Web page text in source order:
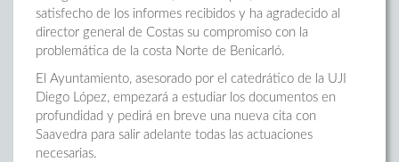
satisfecho de los informes recibidos y ha agradecido al
director general de Costas su compromiso con la
problemática de la costa Norte de Benicarló.
El Ayuntamiento, asesorado por el catedrático de la UJI
Diego López, empezará a estudiar los documentos en
profundidad y pedirá en breve una nueva cita con
Saavedra para salir adelante todas las actuaciones
necesarias.